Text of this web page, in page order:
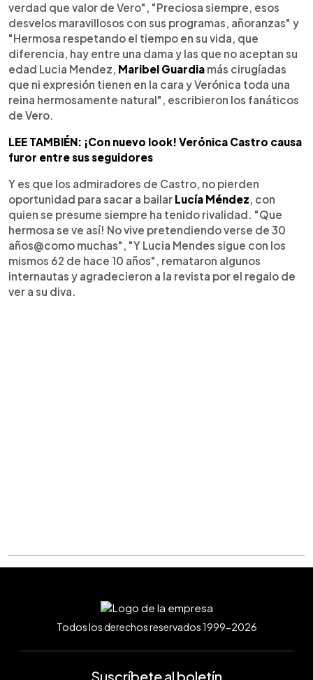
verdad que valor de Vero", "Preciosa siempre, esos
desvelos maravillosos con sus programas, añoranzas" y
"Hermosa respetando el tiempo en su vida, que
diferencia, hay entre una dama y las que no aceptan su
edad Lucia Mendez, Maribel Guardia más cirugíadas
que ni expresión tienen en la cara y Verónica toda una
reina hermosamente natural", escribieron los fanáticos
de Vero.
LEE TAMBIÉN: ¡Con nuevo look! Verónica Castro causa
furor entre sus seguidores
Y es que los admiradores de Castro, no pierden
oportunidad para sacar a bailar Lucía Méndez, con
quien se presume siempre ha tenido rivalidad. "Que
hermosa se ve así! No vive pretendiendo verse de 30
años@como muchas", "Y Lucia Mendes sigue con los
mismos 62 de hace 10 años", remataron algunos
internautas y agradecieron a la revista por el regalo de
ver a su diva.
Todos los derechos reservados 1999-2026
Suscríbete al boletín